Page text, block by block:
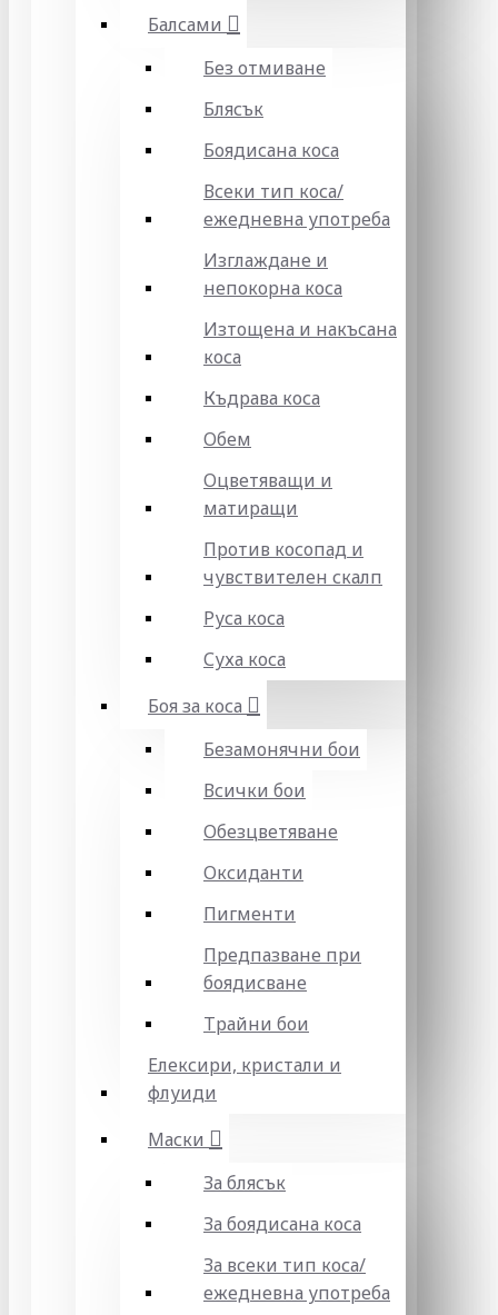
Балсами
Без отмиване
Блясък
Боядисана коса
Всеки тип коса/
ежедневна употреба
Изглаждане и
непокорна коса
Изтощена и накъсана
коса
Къдрава коса
Обем
Оцветяващи и
матиращи
Против косопад и
чувствителен скалп
Руса коса
Суха коса
Боя за коса
Безамонячни бои
Всички бои
Обезцветяване
Оксиданти
Пигменти
Предпазване при
боядисване
Трайни бои
Елексири, кристали и
флуиди
Маски
За блясък
За боядисана коса
За всеки тип коса/
ежедневна употреба